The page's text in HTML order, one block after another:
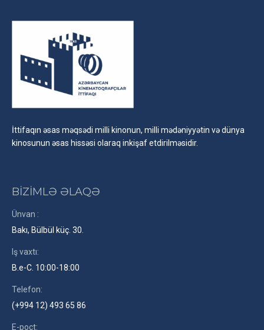
İttifaqın əsas məqsədi milli kinonun, milli mədəniyyətin və dünya
kinosunun əsas hissəsi olaraq inkişaf etdirilməsidir.
BİZİMLƏ ƏLAQƏ
Ünvan :
Bakı, Bülbül küç. 30.
Iş vaxtı:
B.e-C. 10:00-18:00
Telefon:
(+994 12) 493 65 86
E-poçt: